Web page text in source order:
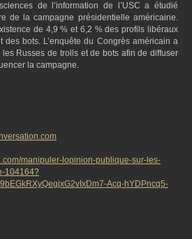
de l’information de l’USC a étudié
de la campagne présidentielle américaine.
de 4,9 % et 6,2 % des profils libéraux
des bots. L’enquête du Congrès américain a
les Russes de trolls et de bots afin de diffuser
la campagne.
manipuler-lopinion-publique-sur-les-
104164?
Acq-hYDPncq5-